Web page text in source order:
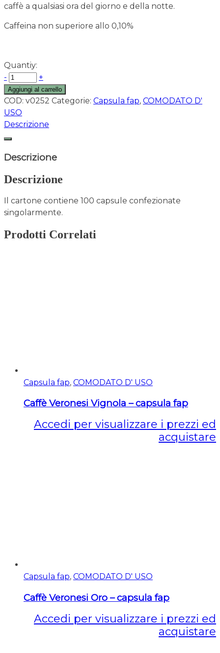
caffè a qualsiasi ora del giorno e della notte.
Caffeina non superiore allo 0,10%
Quantiy:
-
+
Aggiungi al carrello
COD: v0252 Categorie: Capsula fap, COMODATO D'
USO
Descrizione
Descrizione
Descrizione
Il cartone contiene 100 capsule confezionate
singolarmente.
Prodotti Correlati
Capsula fap, COMODATO D' USO
Caffè Veronesi Vignola – capsula fap
Accedi per visualizzare i prezzi ed
acquistare
Capsula fap, COMODATO D' USO
Caffè Veronesi Oro – capsula fap
Accedi per visualizzare i prezzi ed
acquistare